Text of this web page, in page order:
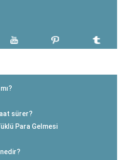
sürer?
Para Gelmesi